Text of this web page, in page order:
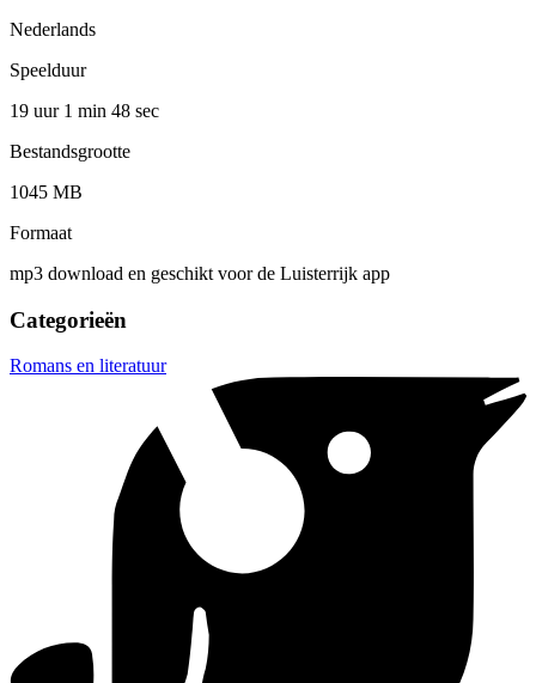
Nederlands
Speelduur
19 uur 1 min 48 sec
Bestandsgrootte
1045 MB
Formaat
mp3 download en geschikt voor de Luisterrijk app
Categorieën
Romans en literatuur